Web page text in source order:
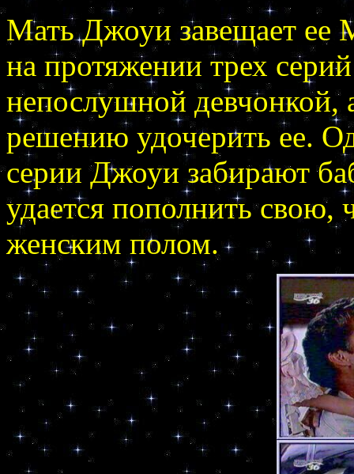
Мать Джоуи завещает ее
на протяжении трех
непослушной девчонкой,
решению удочерить ее.
серии Джоуи забирают
удается пополнить
женским полом.